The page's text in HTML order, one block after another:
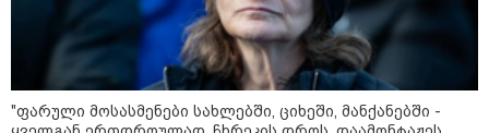
"ფარული მოსასმენები სახლებში, ციხეში, მანქანებში -